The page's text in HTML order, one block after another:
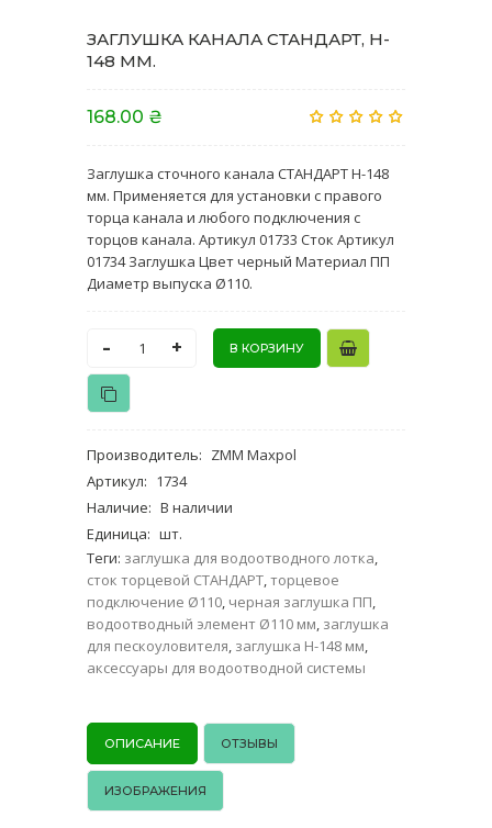
ЗАГЛУШКА КАНАЛА СТАНДАРТ, H-
148 ММ.
168.00 ₴
Заглушка сточного канала СТАНДАРТ Н-148
мм. Применяется для установки с правого
торца канала и любого подключения с
торцов канала. Артикул 01733 Сток Артикул
01734 Заглушка Цвет черный Материал ПП
Диаметр выпуска Ø110.
- +
Производитель: ZMM Maxpol
Артикул: 1734
Наличие: В наличии
Единица: шт.
Теги: заглушка для водоотводного лотка,
сток торцевой СТАНДАРТ,торцевое
подключение Ø110, черная заглушка ПП,
водоотводный элемент Ø110 мм, заглушка
для пескоуловителя, заглушка Н-148 мм,
аксессуары для водоотводной системы
ОПИСАНИЕ ОТЗЫВЫ
ИЗОБРАЖЕНИЯ